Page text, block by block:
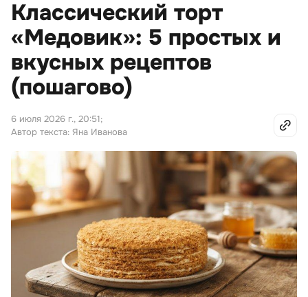
Классический торт
«Медовик»: 5 простых и
вкусных рецептов
(пошагово)
6 июля 2026 г., 20:51;
Автор текста: Яна Иванова